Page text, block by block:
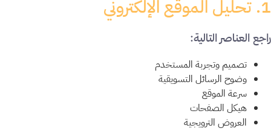
1. تحليل الموقع الإلكتروني
راجع العناصر التالية:
تصميم وتجربة المستخدم
وضوح الرسائل التسويقية
سرعة الموقع
هيكل الصفحات
العروض الترويجية